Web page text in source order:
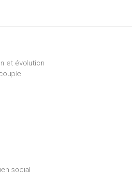
et évolution
social